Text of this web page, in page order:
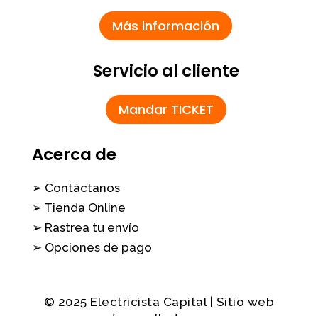
Más información
Servicio al cliente
Mandar TICKET
Acerca de
➢ Contáctanos
➢ Tienda Online
➢ Rastrea tu envío
➢ Opciones de pago
© 2025 Electricista Capital | Sitio web